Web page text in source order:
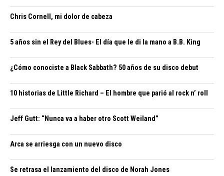
Chris Cornell, mi dolor de cabeza
5 años sin el Rey del Blues- El día que le di la mano a B.B. King
¿Cómo conociste a Black Sabbath? 50 años de su disco debut
10 historias de Little Richard – El hombre que parió al rock n’ roll
Jeff Gutt: “Nunca va a haber otro Scott Weiland”
Arca se arriesga con un nuevo disco
Se retrasa el lanzamiento del disco de Norah Jones